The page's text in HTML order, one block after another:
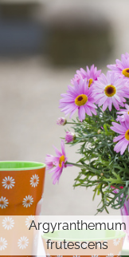
Argyranthemum
frutescens